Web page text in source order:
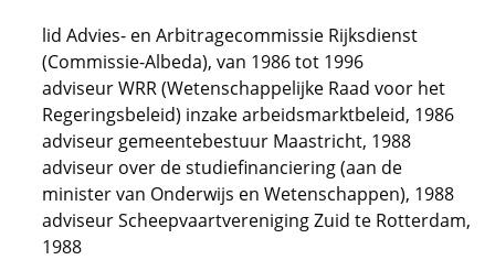
lid Advies- en Arbitragecommissie Rijksdienst
(Commissie-Albeda), van 1986 tot 1996
adviseur WRR (Wetenschappelijke Raad voor het
Regeringsbeleid) inzake arbeidsmarktbeleid, 1986
adviseur gemeentebestuur Maastricht, 1988
adviseur over de studiefinanciering (aan de
minister van Onderwijs en Wetenschappen), 1988
adviseur Scheepvaartvereniging Zuid te Rotterdam,
1988